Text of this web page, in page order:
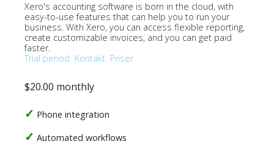
Xero's accounting software is born in the cloud, with
easy-to-use features that can help you to run your
business. With Xero, you can access flexible reporting,
create customizable invoices, and you can get paid
faster.
Trial period Kontakt Priser
$20.00 monthly
Phone integration
Automated workflows